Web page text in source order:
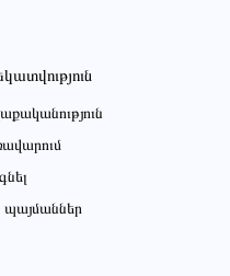
պայմաններ